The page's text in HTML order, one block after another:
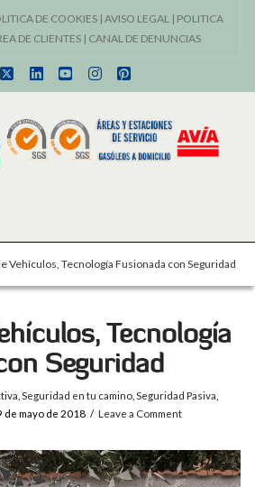
DE COOKIES | AVISO LEGAL | POLITICA
DE CLIENTES| CANAL DE DENUNCIAS
X LinkedInYouTubeInstagram
Pinterest
Vehículos, Tecnología Fusionada con Seguridad
Tecnología
Seguridad
Seguridad en tu camino, Seguridad Pasiva
de mayo de 2018 Leave a Comment